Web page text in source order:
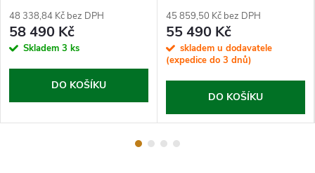
48 338,84 Kč bez DPH
58 490 Kč
Skladem 3 ks
DO KOŠÍKU
45 859,50 Kč bez DPH
55 490 Kč
skladem u dodavatele
(expedice do 3 dnů)
DO KOŠÍKU